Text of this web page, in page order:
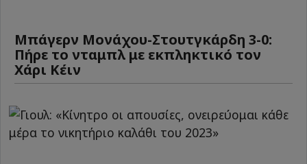
Μπάγερν Μονάχου-Στουτγκάρδη 3-0:
Πήρε το νταμπλ με εκπληκτικό τον
Χάρι Κέιν